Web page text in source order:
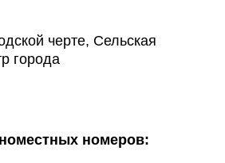
черте, Сельская
города
номеров: